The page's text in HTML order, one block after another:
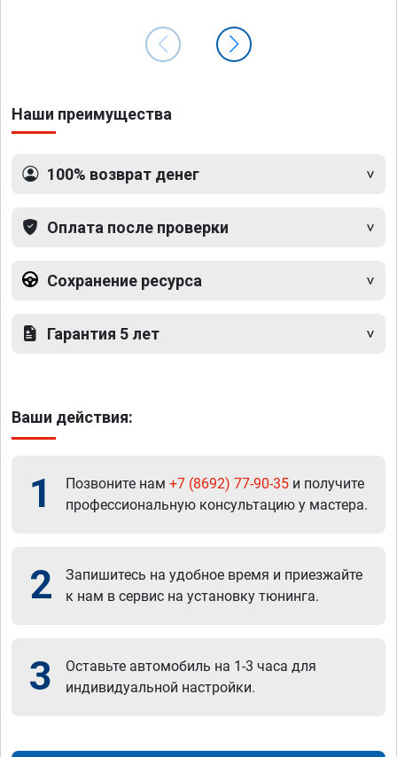
Наши преимущества
100% возврат денег
Оплата после проверки
Сохранение ресурса
Гарантия 5 лет
Ваши действия:
1 Позвоните нам +7 (8692) 77-90-35 и получите
профессиональную консультацию у мастера.
2
Запишитесь на удобное время и приезжайте
к нам в сервис на установку тюнинга.
3
Оставьте автомобиль на 1-3 часа для
индивидуальной настройки.